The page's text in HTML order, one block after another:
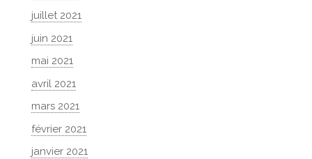
juillet 2021
juin 2021
mai 2021
avril 2021
mars 2021
février 2021
janvier 2021